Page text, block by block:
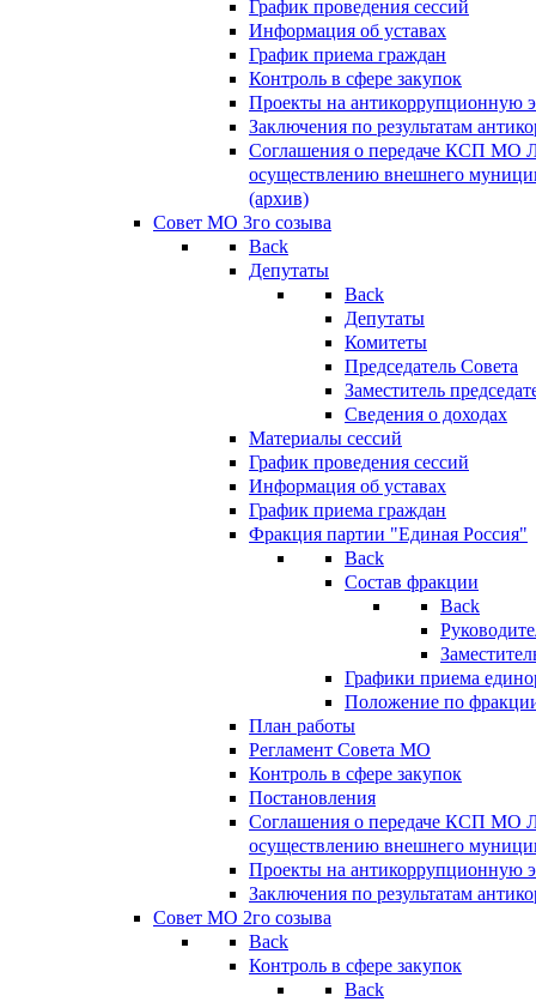
График проведения сессий
Информация об уставах
График приема граждан
Контроль в сфере закупок
Проекты на антикоррупционную
Заключения по результатам
Соглашения о передаче КСП МО
осуществлению внешнего
(архив)
Совет МО 3го созыва
Back
Депутаты
Back
Депутаты
Комитеты
Председатель Совета
Заместитель
Сведения о доходах
Материалы сессий
График проведения сессий
Информация об уставах
График приема граждан
Фракция партии "Единая Россия"
Back
Состав фракции
Back
Графики приема
Положение по
План работы
Регламент Совета МО
Контроль в сфере закупок
Постановления
Соглашения о передаче КСП МО
осуществлению внешнего
Проекты на антикоррупционную
Заключения по результатам
Совет МО 2го созыва
Back
Контроль в сфере закупок
Back